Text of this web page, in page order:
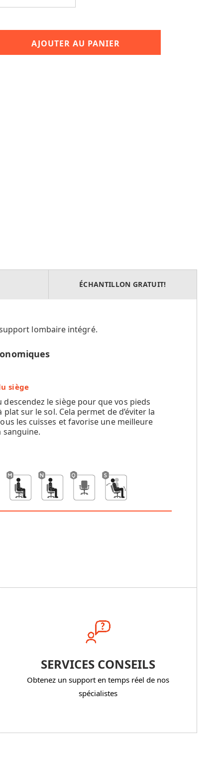
AJOUTER AU PANIER
lombaire intégré.
siège
descendez le siège pour que vos pieds
plat sur le sol. Cela permet de d’éviter la
les cuisses et favorise une meilleure
sanguine.
ÉCHANTILLON GRATUIT!
SERVICES CONSEILS
Obtenez un support en temps réel de nos
spécialistes